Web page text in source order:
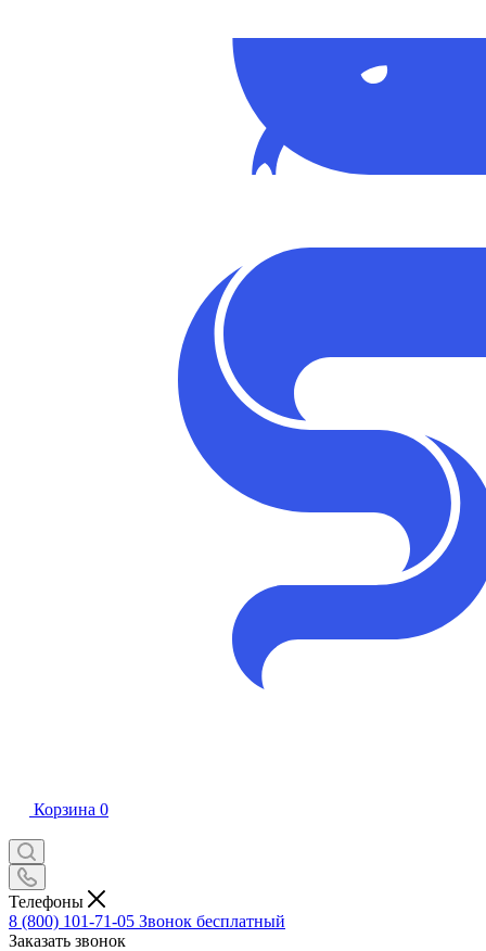
Корзина 0
Телефоны
8 (800) 101-71-05 Звонок бесплатный
Заказать звонок